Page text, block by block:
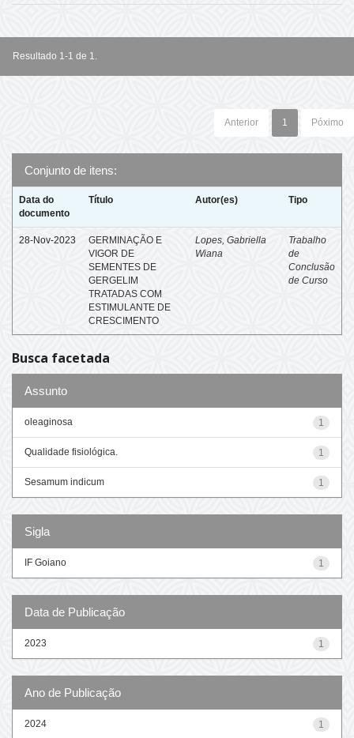
Resultado 1-1 de 1.
Anterior 1 Póximo
Conjunto de itens:
Data do
documento
Título Autor(es) Tipo
28-Nov-2023
GERMINAÇÃO E
VIGOR DE
SEMENTES DE
GERGELIM
TRATADAS COM
ESTIMULANTE DE
CRESCIMENTO
Lopes, Gabriella
Wiana
Trabalho
de
Conclusão
de Curso
Busca facetada
Assunto
1
oleaginosa
1
Qualidade fisiológica.
1
Sesamum indicum
Sigla
1
IF Goiano
Data de Publicação
1
2023
Ano de Publicação
1
2024